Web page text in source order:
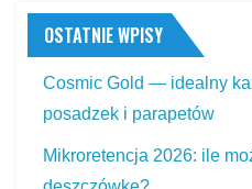
OSTATNIE WPISY
Cosmic Gold — idealny
posadzek i parapetów
Mikroretencja 2026: ile